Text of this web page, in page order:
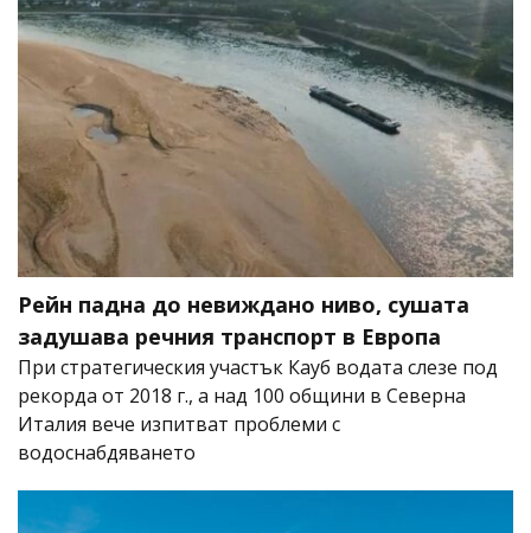
Рейн падна до невиждано ниво, сушата
задушава речния транспорт в Европа
При стратегическия участък Кауб водата слезе под
рекорда от 2018 г., а над 100 общини в Северна
Италия вече изпитват проблеми с
водоснабдяването